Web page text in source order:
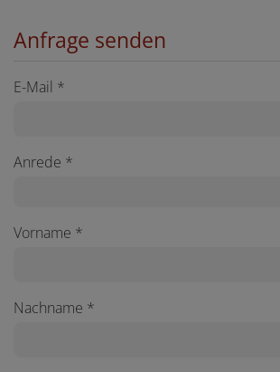
Anfrage senden
E-Mail
Anrede
Vorname
Nachname